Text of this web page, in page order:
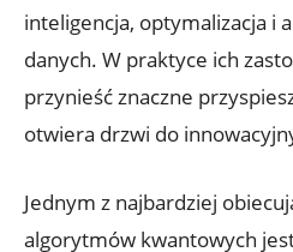
inteligencja, optymalizacja i
danych. W praktyce ich
przynieść znaczne
otwiera drzwi do
Jednym z najbardziej
algorytmów kwantowych